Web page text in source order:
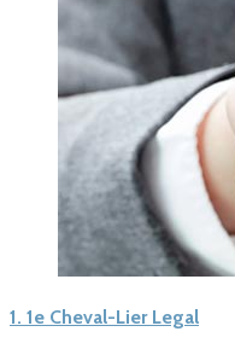
1. 1e Cheval-Lier Legal